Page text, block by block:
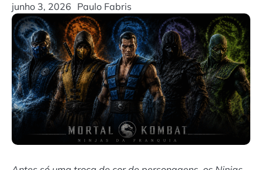
junho 3, 2026 Paulo Fabris